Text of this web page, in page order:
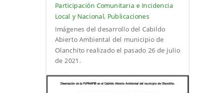
Participación Comunitaria e Incidencia
Local y Nacional, Publicaciones
Imágenes del desarrollo del Cabildo
Abierto Ambiental del municipio de
Olanchito realizado el pasado 26 de julio
de 2021.